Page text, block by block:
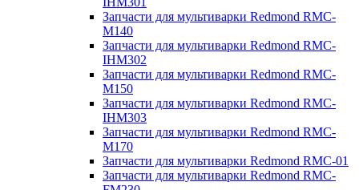
Запчасти для мультиварки Redmond RMC-
M140
Запчасти для мультиварки Redmond RMC-
IHM302
Запчасти для мультиварки Redmond RMC-
M150
Запчасти для мультиварки Redmond RMC-
IHM303
Запчасти для мультиварки Redmond RMC-
M170
Запчасти для мультиварки Redmond RMC-01
Запчасти для мультиварки Redmond RMC-